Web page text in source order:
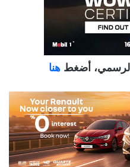
أضغط هنا